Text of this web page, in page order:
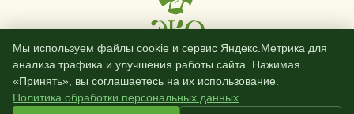
+7 (861) 204-08-48
info@eco-farmer.ru
Мы используем файлы cookie и сервис Яндекс.Метрика для
анализа трафика и улучшения работы сайта. Нажимая
«Принять», вы соглашаетесь на их использование.
Политика обработки персональных данных